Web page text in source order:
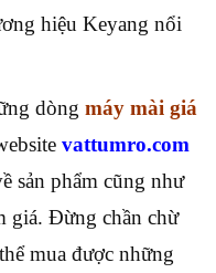
hiệu Keyang nổi
dòng máy mài giá
vattumro.com
sản phẩm cũng như
giá. Đừng chần chừ
mua được những